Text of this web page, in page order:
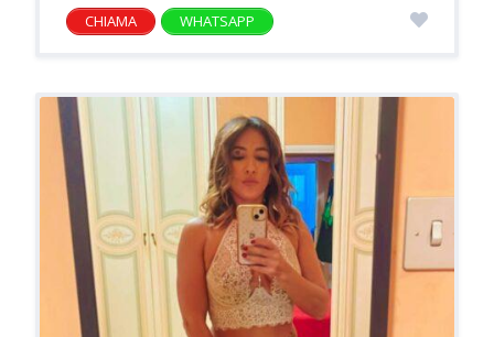
CHIAMA WHATSAPP